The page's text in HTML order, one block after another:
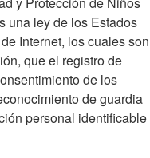
una ley de los Estados
Internet, los cuales son
que el registro de
de los
de guardia
personal identificable